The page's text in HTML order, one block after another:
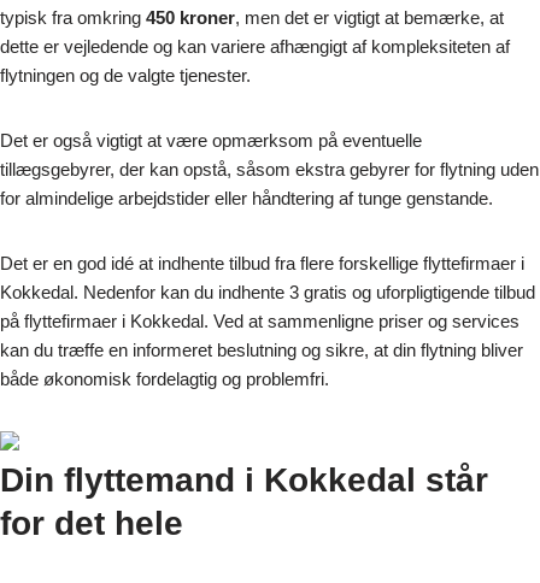
typisk fra omkring 450 kroner, men det er vigtigt at bemærke, at
dette er vejledende og kan variere afhængigt af kompleksiteten af
flytningen og de valgte tjenester.
Det er også vigtigt at være opmærksom på eventuelle
tillægsgebyrer, der kan opstå, såsom ekstra gebyrer for flytning uden
for almindelige arbejdstider eller håndtering af tunge genstande.
Det er en god idé at indhente tilbud fra flere forskellige flyttefirmaer i
Kokkedal. Nedenfor kan du indhente 3 gratis og uforpligtigende tilbud
på flyttefirmaer i Kokkedal. Ved at sammenligne priser og services
kan du træffe en informeret beslutning og sikre, at din flytning bliver
både økonomisk fordelagtig og problemfri.
Din flyttemand i Kokkedal står
for det hele